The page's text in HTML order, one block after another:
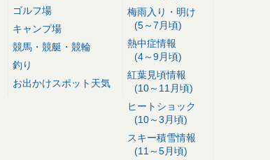
ゴルフ場
キャンプ場
競馬・競艇・競輪
釣り
お出かけスポット天気
梅雨入り・明け
(5～7月頃)
熱中症情報
(4～9月頃)
紅葉見頃情報
(10～11月頃)
ヒートショック
(10～3月頃)
スキー積雪情報
(11～5月頃)